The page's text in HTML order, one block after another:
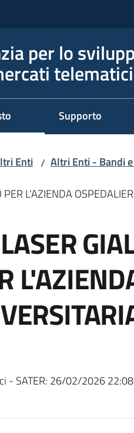
per lo
telematici
Supporto
Enti / Altri Enti - Bandi
L'AZIENDA
- SATER: 26/02/2026 22:08